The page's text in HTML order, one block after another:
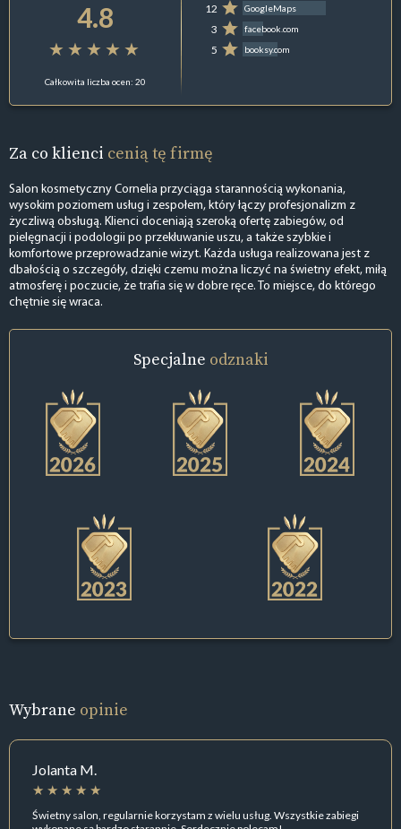
4.8
Całkowita liczba ocen: 20
12 GoogleMaps
3 facebook.com
5 booksy.com
Za co klienci cenią tę firmę
Salon kosmetyczny Cornelia przyciąga starannością wykonania,
wysokim poziomem usług i zespołem, który łączy profesjonalizm z
życzliwą obsługą. Klienci doceniają szeroką ofertę zabiegów, od
pielęgnacji i podologii po przekłuwanie uszu, a także szybkie i
komfortowe przeprowadzanie wizyt. Każda usługa realizowana jest z
dbałością o szczegóły, dzięki czemu można liczyć na świetny efekt, miłą
atmosferę i poczucie, że trafia się w dobre ręce. To miejsce, do którego
chętnie się wraca.
Specjalne odznaki
Wybrane opinie
Jolanta M.
Świetny salon, regularnie korzystam z wielu usług. Wszystkie zabiegi